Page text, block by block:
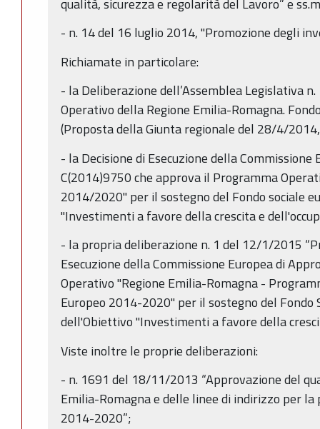
- n. 14 del 16 luglio 2014, "Promozione degli
Richiamate in particolare:
- la Deliberazione dell’Assemblea Legislativa
Operativo della Regione Emilia-Romagna.
(Proposta della Giunta regionale del 28/4/
- la Decisione di Esecuzione della
C(2014)9750 che approva il Programma
2014/2020" per il sostegno del Fondo sociale
"Investimenti a favore della crescita e
- la propria deliberazione n. 1 del 12/1/2015
Esecuzione della Commissione Europea di
Operativo "Regione Emilia-Romagna -
Europeo 2014-2020" per il sostegno del Fondo
dell'Obiettivo "Investimenti a favore della
Viste inoltre le proprie deliberazioni:
- n. 1691 del 18/11/2013 “Approvazione del
Emilia-Romagna e delle linee di indirizzo per
2014-2020”;